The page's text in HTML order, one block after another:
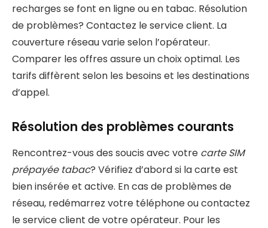
recharges se font en ligne ou en tabac. Résolution
de problèmes? Contactez le service client. La
couverture réseau varie selon l’opérateur.
Comparer les offres assure un choix optimal. Les
tarifs diffèrent selon les besoins et les destinations
d’appel.
Résolution des problèmes courants
Rencontrez-vous des soucis avec votre carte SIM
prépayée tabac? Vérifiez d’abord si la carte est
bien insérée et active. En cas de problèmes de
réseau, redémarrez votre téléphone ou contactez
le service client de votre opérateur. Pour les